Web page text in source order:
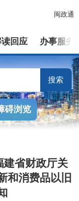
闽政通
回应 办事服务
搜索
碍浏览
建省财政厅关
和消费品以旧